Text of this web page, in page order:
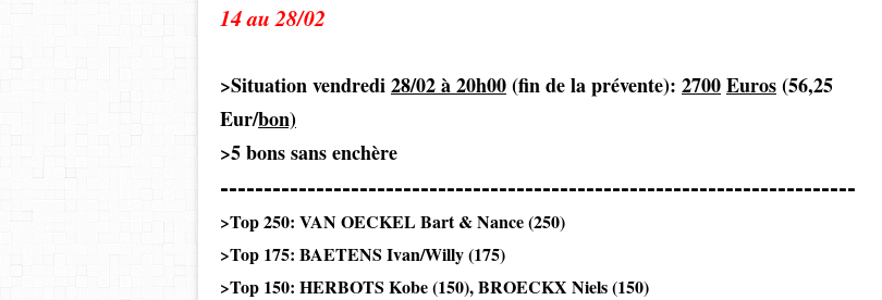
14 au 28/02
>Situation vendredi28/02 à 20h00(fin de la prévente): 2700Euros(56,25
Eur/bon)
>5 bons sans enchère
-------------------------------------------------------------------------
>Top 250: VAN OECKEL Bart & Nance (250)
>Top 175: BAETENS Ivan/Willy (175)
>Top 150: HERBOTS Kobe (150), BROECKX Niels (150)